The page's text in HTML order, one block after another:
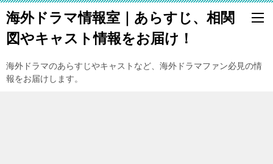
海外ドラマ情報室｜あらすじ、相関
図やキャスト情報をお届け！
海外ドラマのあらすじやキャストなど、海外ドラマファン必見の情
報をお届けします。